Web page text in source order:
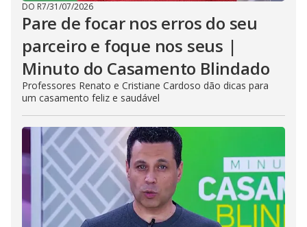
DO R7/31/07/2026
Pare de focar nos erros do seu
parceiro e foque nos seus |
Minuto do Casamento Blindado
Professores Renato e Cristiane Cardoso dão dicas para
um casamento feliz e saudável